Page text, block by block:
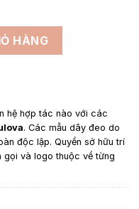
Kỳ Đà Màu Đen số
HÀNG
hệ hợp tác nào với các
. Các mẫu dây đeo do
độc lập. Quyền sở hữu trí
gọi và logo thuộc về từng